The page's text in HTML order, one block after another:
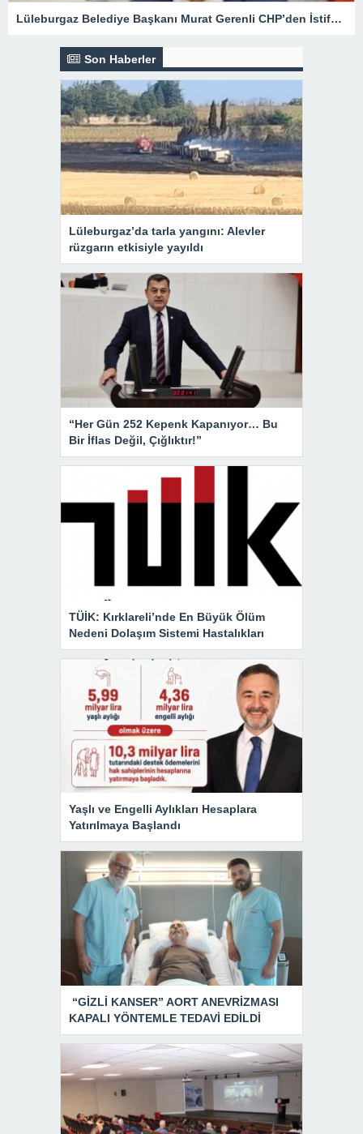
Lüleburgaz Belediye Başkanı Murat Gerenli CHP’den İstifa Etti
Son Haberler
Lüleburgaz’da tarla yangını: Alevler
rüzgarın etkisiyle yayıldı
“Her Gün 252 Kepenk Kapanıyor… Bu
Bir İflas Değil, Çığlıktır!”
TÜİK: Kırklareli’nde En Büyük Ölüm
Nedeni Dolaşım Sistemi Hastalıkları
Yaşlı ve Engelli Aylıkları Hesaplara
Yatırılmaya Başlandı
“GİZLİ KANSER” AORT ANEVRİZMASI
KAPALI YÖNTEMLE TEDAVİ EDİLDİ